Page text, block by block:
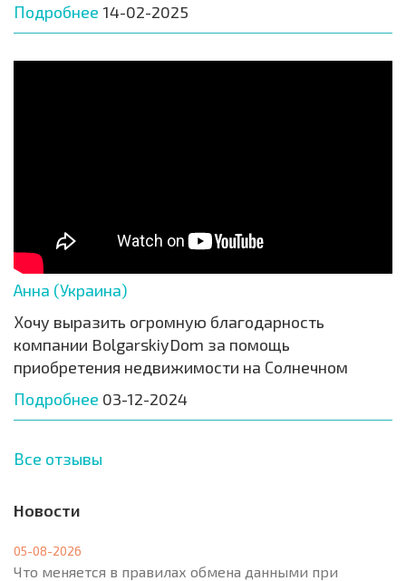
Подробнее 14-02-2025
Анна (Украина)
Хочу выразить огромную благодарность
компании BolgarskiyDom за помощь
приобретения недвижимости на Солнечном
Подробнее 03-12-2024
Все отзывы
Новости
05-08-2026
Что меняется в правилах обмена данными при